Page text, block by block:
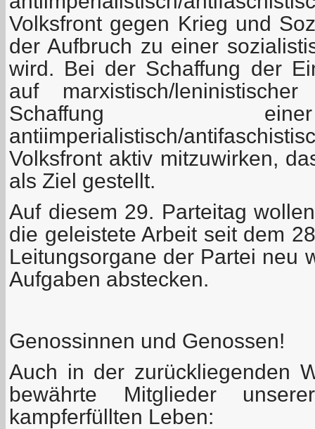
Volksfront gegen Krieg und
der Aufbruch zu einer
wird. Bei der Schaffung der
auf marxistisch/
Schaffung
antiimperialistisch/
Volksfront aktiv mitzuwirken,
als Ziel gestellt.
Auf diesem 29. Parteitag
die geleistete Arbeit seit dem
Leitungsorgane der Partei neu
Aufgaben abstecken.
Genossinnen und Genossen!
Auch in der zurückliegenden
bewährte Mitglieder
kampferfüllten Leben: